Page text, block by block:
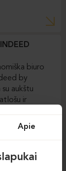
Apie